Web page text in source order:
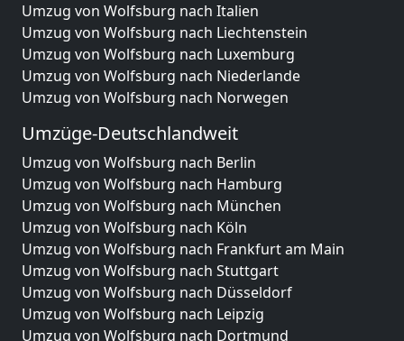
Umzug von Wolfsburg nach Italien
Umzug von Wolfsburg nach Liechtenstein
Umzug von Wolfsburg nach Luxemburg
Umzug von Wolfsburg nach Niederlande
Umzug von Wolfsburg nach Norwegen
Umzüge-Deutschlandweit
Umzug von Wolfsburg nach Berlin
Umzug von Wolfsburg nach Hamburg
Umzug von Wolfsburg nach München
Umzug von Wolfsburg nach Köln
Umzug von Wolfsburg nach Frankfurt am Main
Umzug von Wolfsburg nach Stuttgart
Umzug von Wolfsburg nach Düsseldorf
Umzug von Wolfsburg nach Leipzig
Umzug von Wolfsburg nach Dortmund